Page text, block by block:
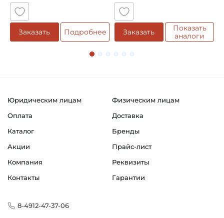
Заказать Подробнее Заказать
Показать
аналоги
Юридическим лицам
Физическим лицам
Оплата
Доставка
Каталог
Бренды
Акции
Прайс-лист
Компания
Реквизиты
Контакты
Гарантии
8-4912-47-37-06